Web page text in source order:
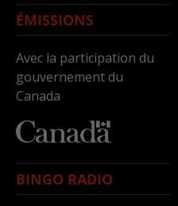
ÉMISSIONS
Avec la participation du
gouvernement du
Canada
BINGO RADIO